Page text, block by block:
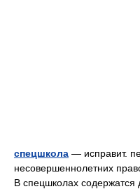
спецшкола — исправит.
несовершеннолетних
В спецшколах содержатся